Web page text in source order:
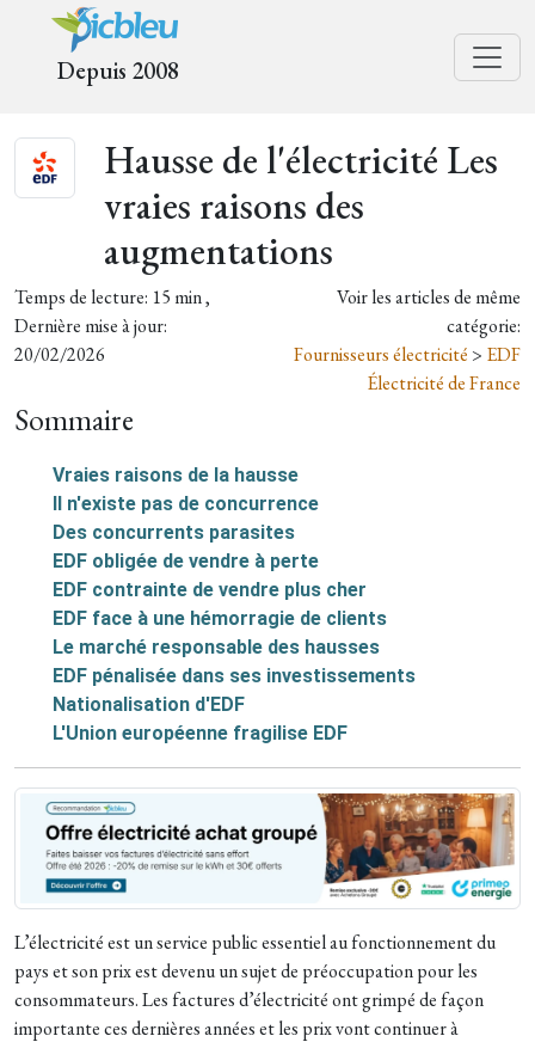
Depuis 2008
Hausse de l'électricité Les
vraies raisons des
augmentations
Temps de lecture: 15 min ,
Dernière mise à jour:
20/02/2026
Voir les articles de même
catégorie:
Fournisseurs électricité > EDF
Électricité de France
Sommaire
Vraies raisons de la hausse
Il n'existe pas de concurrence
Des concurrents parasites
EDF obligée de vendre à perte
EDF contrainte de vendre plus cher
EDF face à une hémorragie de clients
Le marché responsable des hausses
EDF pénalisée dans ses investissements
Nationalisation d'EDF
L'Union européenne fragilise EDF
L’électricité est un service public essentiel au fonctionnement du
pays et son prix est devenu un sujet de préoccupation pour les
consommateurs. Les factures d’électricité ont grimpé de façon
importante ces dernières années et les prix vont continuer à